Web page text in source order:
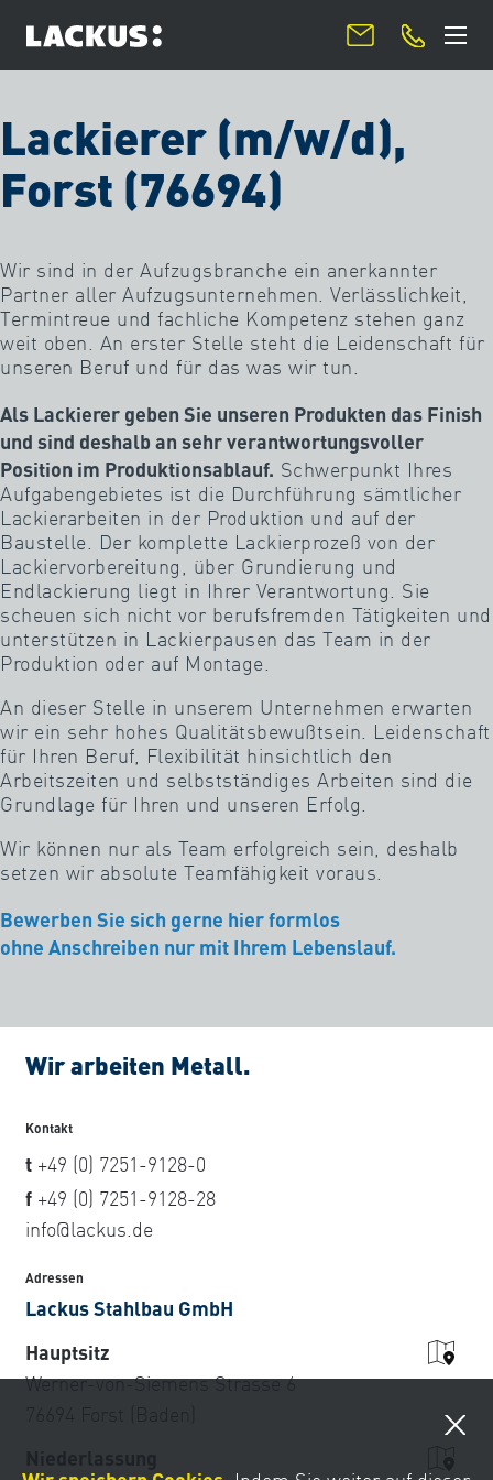
Aufzugsbau
Aussenschachtgerüste
Innenschachtgerüste
Portale
Kabinen
Aufzugstechnik
Stahlbau
Karriere
Lackierer (m/w/d),
Forst (76694)
Wir sind in der Aufzugsbranche ein anerkannter
Partner aller Aufzugsunternehmen. Verlässlichkeit,
Termintreue und fachliche Kompetenz stehen ganz
weit oben. An erster Stelle steht die Leidenschaft für
unseren Beruf und für das was wir tun.
Als Lackierer geben Sie unseren Produkten das Finish
und sind deshalb an sehr verantwortungsvoller
Position im Produktionsablauf. Schwerpunkt Ihres
Aufgabengebietes ist die Durchführung sämtlicher
Lackierarbeiten in der Produktion und auf der
Baustelle. Der komplette Lackierprozeß von der
Lackiervorbereitung, über Grundierung und
Endlackierung liegt in Ihrer Verantwortung. Sie
scheuen sich nicht vor berufsfremden Tätigkeiten und
unterstützen in Lackierpausen das Team in der
Produktion oder auf Montage.
An dieser Stelle in unserem Unternehmen erwarten
wir ein sehr hohes Qualitätsbewußtsein. Leidenschaft
für Ihren Beruf, Flexibilität hinsichtlich den
Arbeitszeiten und selbstständiges Arbeiten sind die
Grundlage für Ihren und unseren Erfolg.
Wir können nur als Team erfolgreich sein, deshalb
setzen wir absolute Teamfähigkeit voraus.
Bewerben Sie sich gerne hierformlos
ohne Anschreiben nur mit Ihrem Lebenslauf.
Schreiben Sie uns. Wir freuen uns auf Ihre
Kontaktaufnahme:
Ihr Anliegen*
Kontaktdaten
Ihre Nachricht an uns
* Pflichtfelder
Wir arbeiten Metall.
Kontakt
t +49 (0) 7251-9128-0
f +49 (0) 7251-9128-28
info@lackus.de
Adressen
Lackus Stahlbau GmbH
Hauptsitz
Werner-von-Siemens Strasse 6